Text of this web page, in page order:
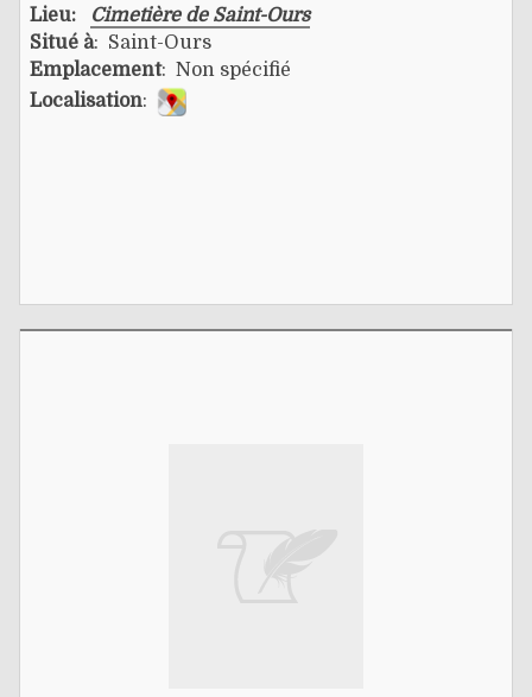
Lieu:
Cimetière de Saint-Ours
Situé à: Saint-Ours
Emplacement: Non spécifié
Localisation: